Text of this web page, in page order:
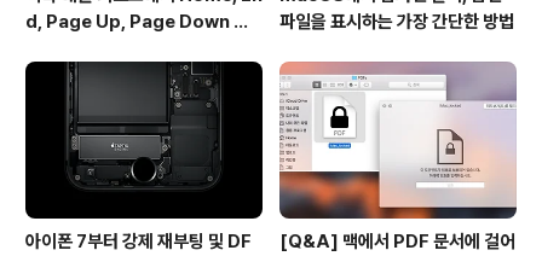
d, Page Up, Page Down 키
파일을 표시하는 가장 간단한 방법
아이폰 7부터 강제 재부팅 및 DF
[Q&A] 맥에서 PDF 문서에 걸어